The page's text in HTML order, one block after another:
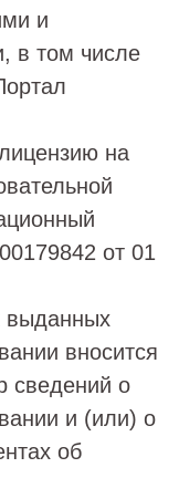
и
в том числе
на
от 01
выданных
вносится
сведений о
и (или) о
об